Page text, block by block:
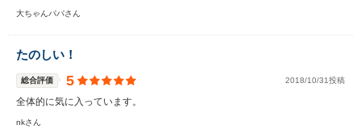
大ちゃんパパさん
たのしい！
総合評価 5 2018/10/31投稿
全体的に気に入っています。
nkさん